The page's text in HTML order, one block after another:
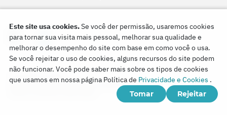
Watch Tower Bible and Tract Society of Korea.
Este site usa cookies.Se você der permissão, usaremos cookies
para tornar sua visita mais pessoal, melhorar sua qualidade e
melhorar o desempenho do site com base em como você o usa.
Se você rejeitar o uso de cookies, alguns recursos do site podem
não funcionar. Você pode saber mais sobre os tipos de cookies
que usamos em nossa página Política de Privacidade e Cookies .
Tomar
Rejeitar